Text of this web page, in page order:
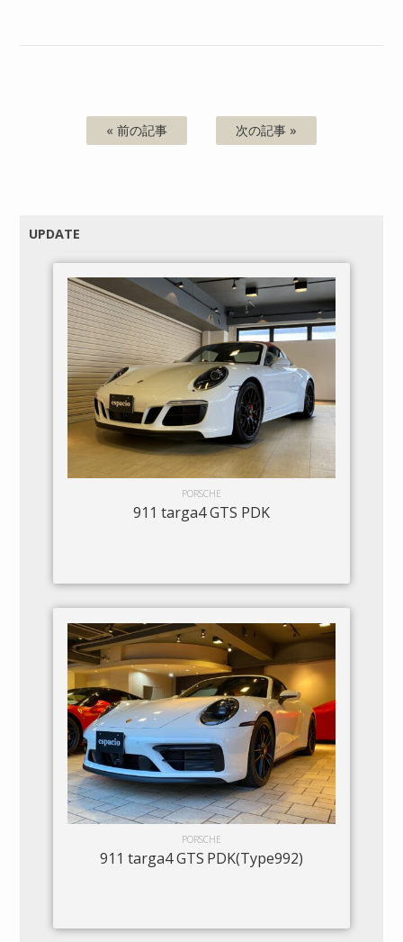
« 前の記事 次の記事 »
UPDATE
PORSCHE
911 targa4 GTS PDK
PORSCHE
911 targa4 GTS PDK(Type992)